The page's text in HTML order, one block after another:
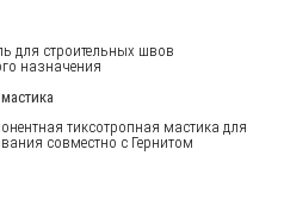
для строительных швов
назначения
тиксотропная мастика для
совместно с Гернитом